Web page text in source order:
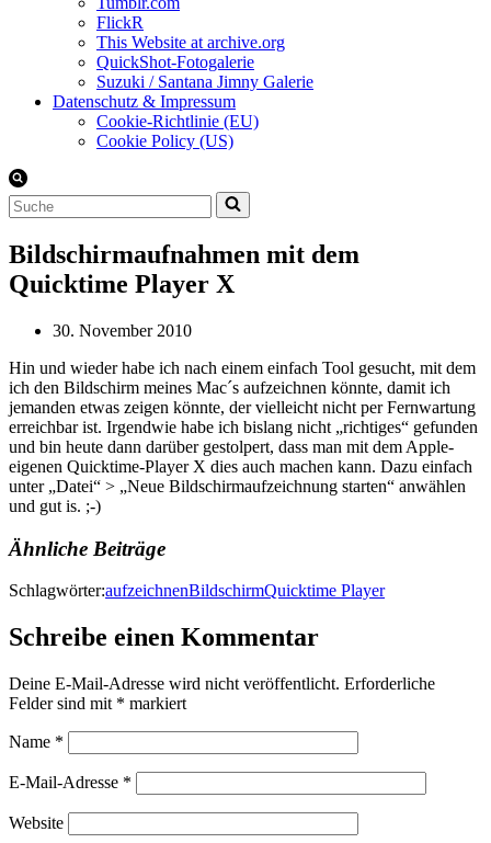
FlickR
This Website at archive.org
QuickShot-Fotogalerie
Suzuki / Santana Jimny Galerie
Datenschutz & Impressum
Cookie-Richtlinie (EU)
Cookie Policy (US)
Suchen
nach …
Bildschirmaufnahmen mit dem
Quicktime Player X
30. November 2010
Hin und wieder habe ich nach einem einfach Tool gesucht, mit dem
ich den Bildschirm meines Mac´s aufzeichnen könnte, damit ich
jemanden etwas zeigen könnte, der vielleicht nicht per Fernwartung
erreichbar ist. Irgendwie habe ich bislang nicht „richtiges“ gefunden
und bin heute dann darüber gestolpert, dass man mit dem Apple-
eigenen Quicktime-Player X dies auch machen kann. Dazu einfach
unter „Datei“ > „Neue Bildschirmaufzeichnung starten“ anwählen
und gut is. ;-)
Ähnliche Beiträge
Schlagwörter:aufzeichnenBildschirmQuicktime Player
Schreibe einen Kommentar
Deine E-Mail-Adresse wird nicht veröffentlicht. Erforderliche
Felder sind mit * markiert
Name *
E-Mail-Adresse *
Website